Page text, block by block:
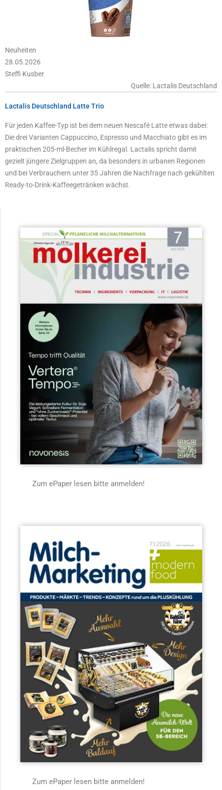
Neuheiten
28.05.2026
Steffi Kusber
Quelle: Lactalis Deutschland
Lactalis Deutschland Latte Trio
Für jeden Kaffee-Typ ist bei dem neuen Nescafé Latte etwas dabei:
Die drei Varianten Cappuccino, Espresso und Macchiato gibt es im
praktischen 205-ml-Becher im Kühlregal. Lactalis spricht damit
gezielt jüngere Zielgruppen an, da besonders in urbanen Regionen
und bei Verbrauchern unter 35 Jahren die Nachfrage nach gekühlten
Ready-to-Drink-Kaffeegetränken wächst.
Zum ePaper lesen bitte anmelden!
Zum ePaper lesen bitte anmelden!